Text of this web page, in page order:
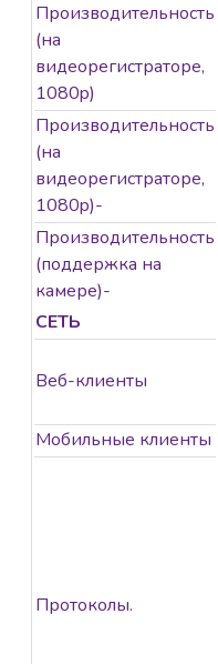
Производительность
(на
видеорегистраторе,
1080p)
Производительность
(на
видеорегистраторе,
1080p)-
Производительность
(поддержка на
камере)-
СЕТЬ
Веб-клиенты
Мобильные клиенты
Протоколы.